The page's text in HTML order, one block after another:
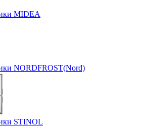
MIDEA
NORDFROST(Nord)
STINOL